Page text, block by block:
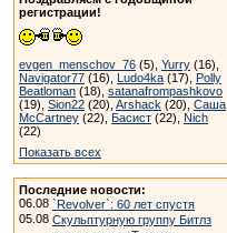
регистрации!
evgen_menschov_76 (5), Yurry (16),
Navigator77 (16), Ludo4ka (17), Polly
Beatloman (18), satanafrompashkovo
(19), Sion22 (20), Arshack (20), Саша
McCartney (22), Басист (22), Nich
(22)
Показать всех
Последние новости:
06.08 `Revolver`: 60 лет спустя
05.08 Скульптурную группу Битлз